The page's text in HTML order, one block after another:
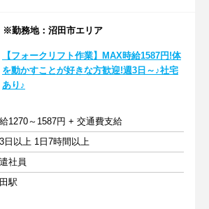
務地：沼田市エリア
【フォークリフト作業】MAX時給1587円!体
を動かすことが好きな方歓迎!週3日～♪社宅
あり♪
1270～1587円 + 交通費支給
日以上 1日7時間以上
社員
駅